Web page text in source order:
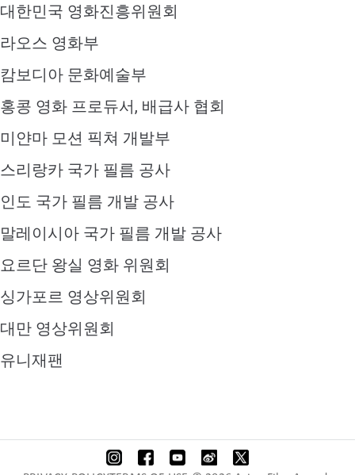
대한민국 영화진흥위원회
라오스 영화부
캄보디아 문화예술부
홍콩 영화 프로듀서, 배급사 협회
미얀마 모션 픽쳐 개발부
스리랑카 국가 필름 공사
인도 국가 필름 개발 공사
말레이시아 국가 필름 개발 공사
요르단 왕실 영화 위원회
싱가포르 영상위원회
대만 영상위원회
유니재팬